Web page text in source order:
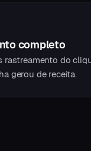
completo
rastreamento do
gerou de receita.